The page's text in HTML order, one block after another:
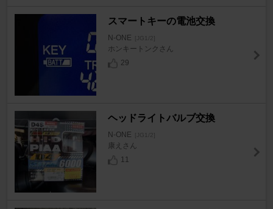
スマートキーの電池交換
N-ONE [JG1/2]
ホンキートンクさん
29
ヘッドライトバルブ交換
N-ONE [JG1/2]
康えさん
11